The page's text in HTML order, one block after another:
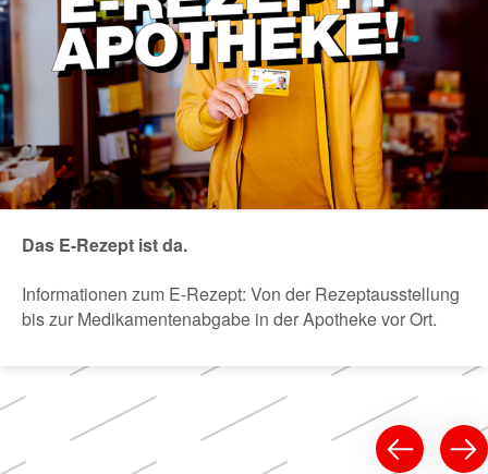
Das E-Rezept ist da.
Informationen zum E-Rezept: Von der Rezeptausstellung
bis zur Medikamentenabgabe in der Apotheke vor Ort.